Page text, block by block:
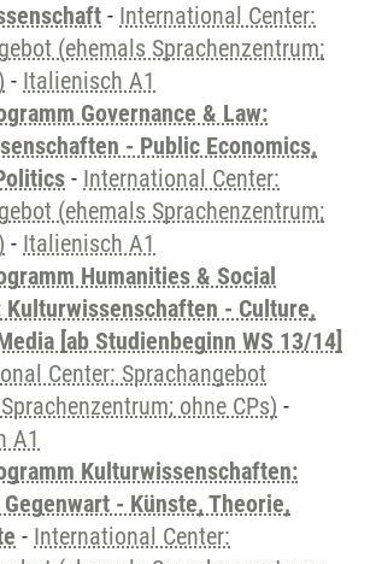
- International Center:
(ehemals Sprachenzentrum;
- Italienisch A1
Governance & Law:
- Public Economics,
- International Center:
(ehemals Sprachenzentrum;
- Italienisch A1
Humanities & Social
Kulturwissenschaften - Culture,
[ab Studienbeginn WS 13/14]
Center: Sprachangebot
ohne CPs) -
A1
Kulturwissenschaften:
- Künste, Theorie,
- International Center: